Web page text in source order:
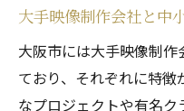
大手映像制作会社と中
大阪市には大手映像制
ており、それぞれに特徴
なプロジェクトや有名